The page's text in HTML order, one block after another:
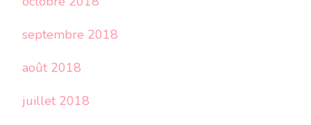
septembre 2018
août 2018
juillet 2018